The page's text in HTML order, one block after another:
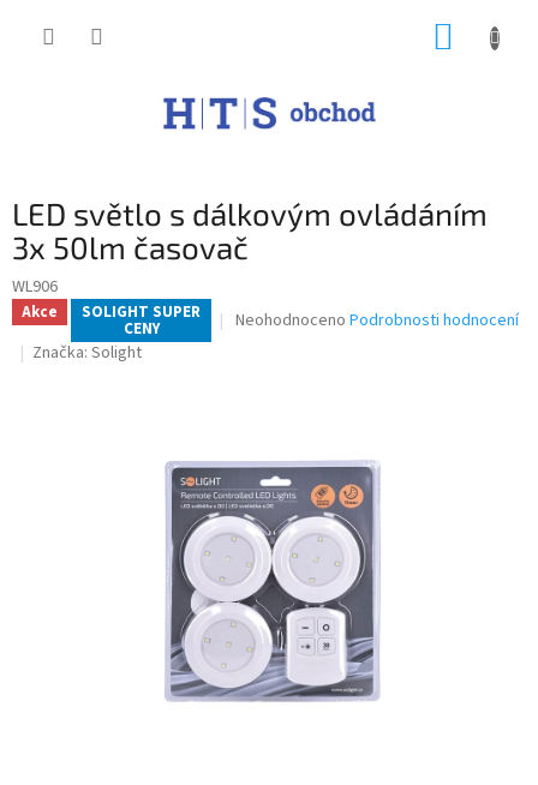
LED světlo s dálkovým ovládáním
3x 50lm časovač
WL906
Akce SOLIGHT SUPER
CENY
Průměrné
5
hvězdiček.
Neohodnoceno Podrobnosti hodnocení
Značka: Solight